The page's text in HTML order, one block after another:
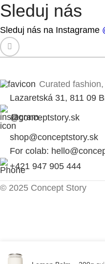
Sleduj nás
Sleduj nás na Instagrame
Curated
Lazaretská 31, 811 09
@conceptstory.sk
shop@conceptstory.sk
For colab:
+421 947 905 444
© 2025 Concept Story